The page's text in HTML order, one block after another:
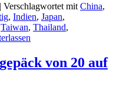
| Verschlagwortet mit China,
, Indien, Japan,
Taiwan, Thailand,
von 20 auf